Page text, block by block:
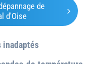
de
d'Oise
inadaptés